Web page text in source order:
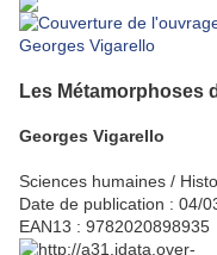
Les Métamorphoses
Georges Vigarello
Sciences humaines /
Date de publication : 04/
EAN13 : 9782020898935